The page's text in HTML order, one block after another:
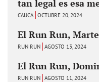
tan legal es esa
CAUCA OCTUBRE 20, 2024
El Run Run,
RUN RUN AGOSTO 13, 2024
El Run Run,
RUN RUN AGOSTO 11, 2024